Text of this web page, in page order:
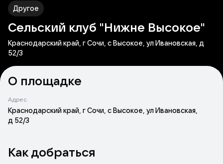
Другое
Сельский клуб "Нижне Высокое"
Краснодарский край, г Сочи, с Высокое, ул Ивановская, д
52/3
О площадке
Адрес
Краснодарский край, г Сочи, с Высокое, ул Ивановская,
д 52/3
Как добраться